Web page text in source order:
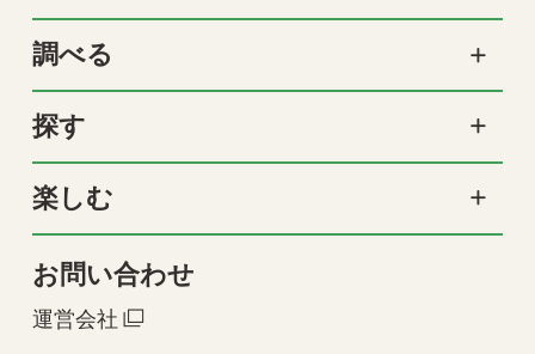
調べる
探す
楽しむ
お問い合わせ
運営会社